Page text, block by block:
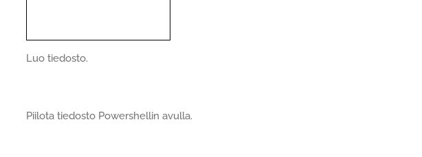
Luo tiedosto.
Piilota tiedosto Powershellin avulla.